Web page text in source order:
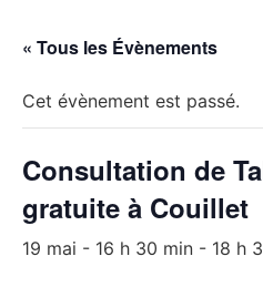
« Tous les Évènements
Cet évènement est passé.
Consultation de
gratuite à Couillet
19 mai - 16 h 30 min - 18 h